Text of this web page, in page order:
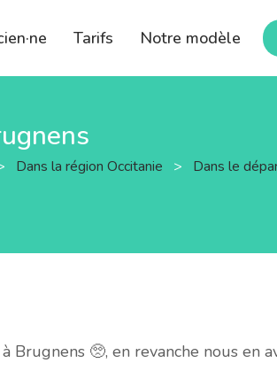
Tarifs Notre modèle
Dans la région Occitanie >
Dans le
🥺, en revanche nous en